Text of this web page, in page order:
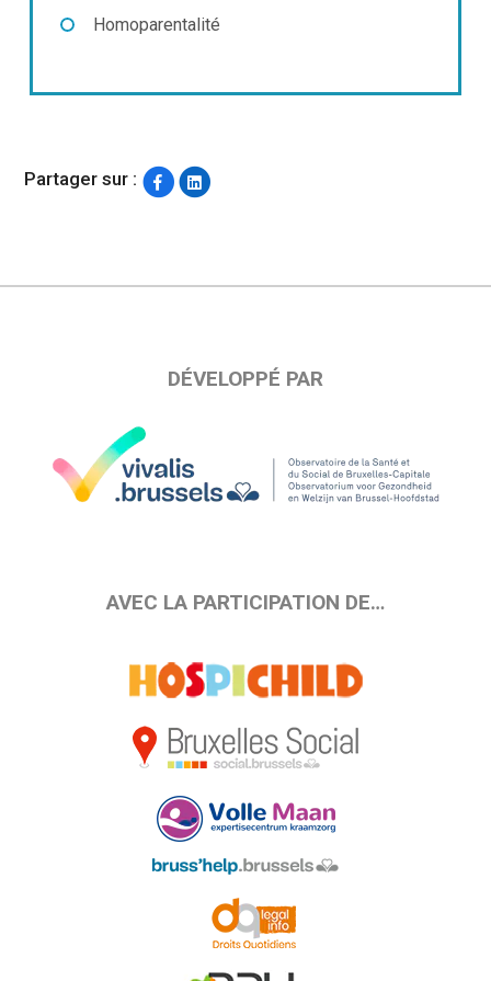
Homoparentalité
Partager sur :
DÉVELOPPÉ PAR
AVEC LA PARTICIPATION DE…